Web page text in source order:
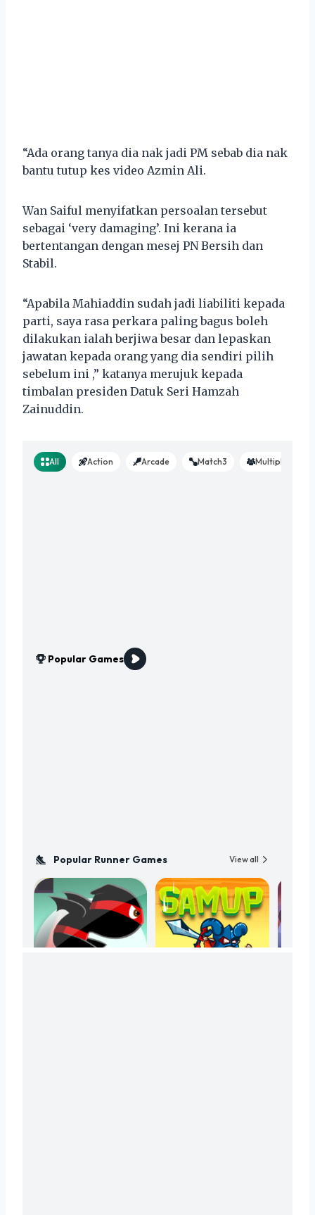
“Ada orang tanya dia nak jadi PM sebab dia nak
bantu tutup kes video Azmin Ali.
Wan Saiful menyifatkan persoalan tersebut
sebagai ‘very damaging’. Ini kerana ia
bertentangan dengan mesej PN Bersih dan
Stabil.
“Apabila Mahiaddin sudah jadi liabiliti kepada
parti, saya rasa perkara paling bagus boleh
dilakukan ialah berjiwa besar dan lepaskan
jawatan kepada orang yang dia sendiri pilih
sebelum ini ,” katanya merujuk kepada
timbalan presiden Datuk Seri Hamzah
Zainuddin.